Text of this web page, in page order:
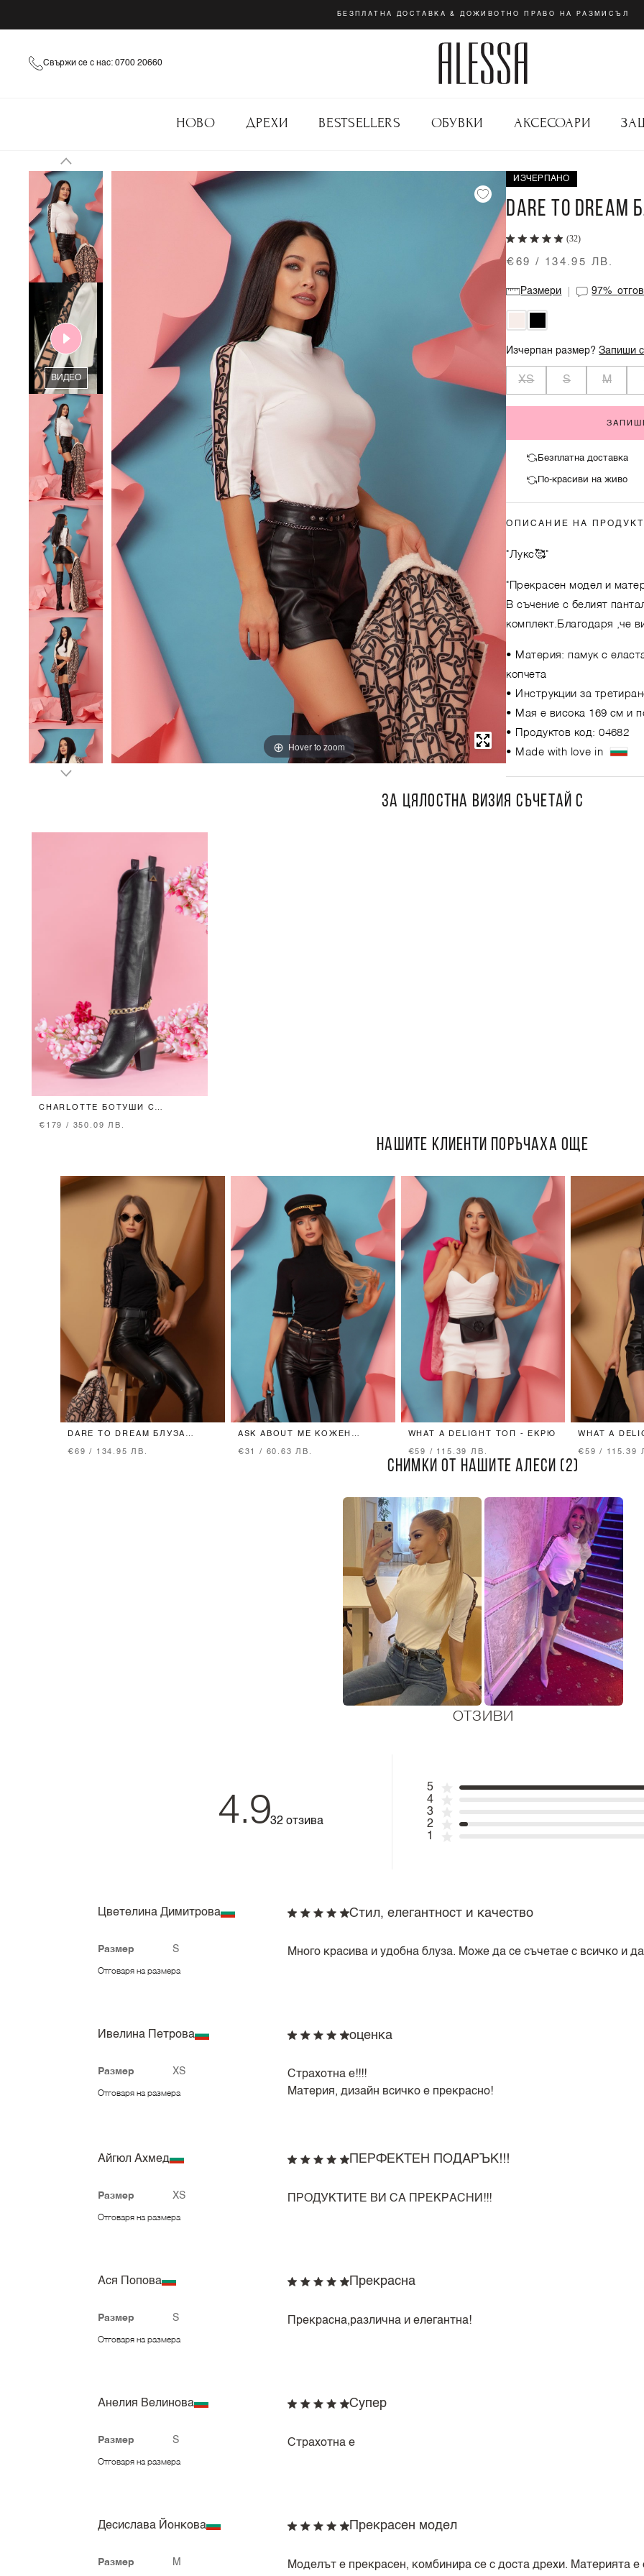
БЕЗПЛАТНА ДОСТАВКА & ДОЖИВОТНО ПРАВО НА РАЗМИСЪЛ
Свържи се с нас: 0700 20660
НОВО ДРЕХИ BESTSELLERS ОБУВКИ АКСЕСОАРИ
ВИДЕО
Hover to zoom
ИЗЧЕРПАНО
DARE TO
(32)
€69 / 134.95 ЛВ.
Размери 97%
Изчерпан размер?Запиши
XS S M
Безплатна доставка
По-красиви на живо
ОПИСАНИЕ НА
"Лукс🥰"
"Прекрасен модел и
В съчение с белият
комплект.Благодаря ,че
• Материя: памук с
копчета
• Инструкции за
• Мая е висока 169 см и
• Продуктов код: 04682
• Made with love in
ЗА ЦЯЛОСТНА ВИЗИЯ СЪЧЕТАЙ С
CHARLOTTE БОТУШИ С
€179 / 350.09 ЛВ.
НАШИТЕ КЛИЕНТИ ПОРЪЧАХА ОЩЕ
DARE TO DREAM БЛУЗА
€69 / 134.95 ЛВ.
ASK ABOUT ME КОЖЕН
€31 / 60.63 ЛВ.
WHAT A DELIGHT ТОП - ЕКРЮ
€59 / 115.39 ЛВ.
WHAT A
€59 / 115.39
СНИМКИ ОТ НАШИТЕ АЛЕСИ (2)
ОТЗИВИ
4.932 отзива
5
4
3
2
1
Цветелина Димитрова
Размер S
Отговаря на размера
Стил, елегантност и качество
Много красива и удобна блуза. Може да се съчетае с всичко и
Ивелина Петрова
Размер XS
Отговаря на размера
оценка
Страхотна е!!!!
Материя, дизайн всичко е прекрасно!
Айгюл Ахмед
Размер XS
Отговаря на размера
ПЕРФЕКТЕН ПОДАРЪК!!!
ПРОДУКТИТЕ ВИ СА ПРЕКРАСНИ!!!
Ася Попова
Размер S
Отговаря на размера
Прекрасна
Прекрасна,различна и елегантна!
Анелия Велинова
Размер S
Отговаря на размера
Супер
Страхотна е
Десислава Йонкова
Размер M
Прекрасен модел
Моделът е прекрасен, комбинира се с доста дрехи. Материята е